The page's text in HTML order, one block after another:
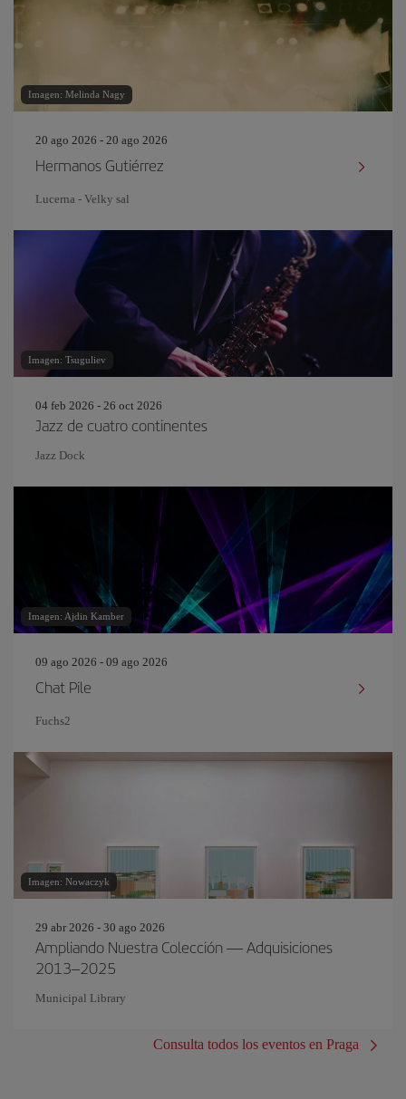
Imagen: Melinda Nagy
20 ago 2026 - 20 ago 2026
Hermanos Gutiérrez
Lucerna - Velky sal
Imagen: Tsuguliev
04 feb 2026 - 26 oct 2026
Jazz de cuatro continentes
Jazz Dock
Imagen: Ajdin Kamber
09 ago 2026 - 09 ago 2026
Chat Pile
Fuchs2
Imagen: Nowaczyk
29 abr 2026 - 30 ago 2026
Ampliando Nuestra Colección — Adquisiciones
2013–2025
Municipal Library
Consulta todos los eventos en Praga